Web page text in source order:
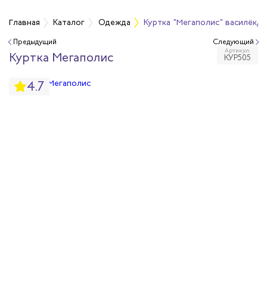
Главная Каталог Одежда Куртка "Мегаполис" василёк/
Предыдущий
Куртка Мегаполис Артикул:
КУР505
4.7
Следующий